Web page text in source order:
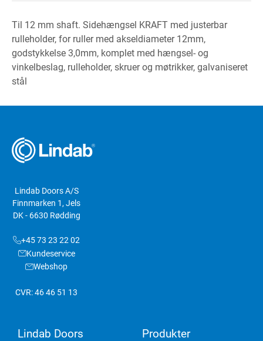
Til 12 mm shaft. Sidehængsel KRAFT med justerbar
rulleholder, for ruller med akseldiameter 12mm,
godstykkelse 3,0mm, komplet med hængsel- og
vinkelbeslag, rulleholder, skruer og møtrikker, galvaniseret
stål
Lindab Doors A/S
Finnmarken 1, Jels
DK - 6630 Rødding
+45 73 23 22 02
Kundeservice
Webshop
CVR: 46 46 51 13
Lindab Doors Produkter